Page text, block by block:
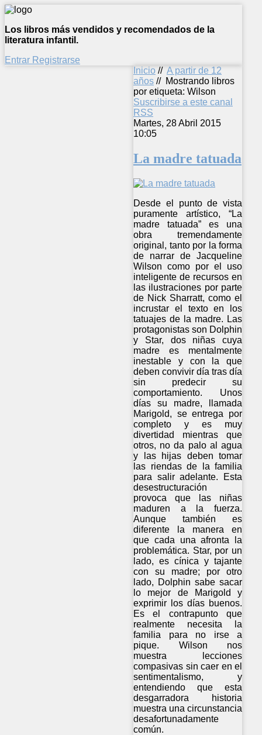
Los libros más vendidos y recomendados de la
literatura infantil.
Entrar Registrarse
Inicio // A partir de 12
años // Mostrando libros
por etiqueta: Wilson
Suscribirse a este canal
RSS
Martes, 28 Abril 2015
10:05
La madre tatuada
Desde el punto de vista
puramente artístico, “La
madre tatuada” es una
obra tremendamente
original, tanto por la forma
de narrar de Jacqueline
Wilson como por el uso
inteligente de recursos en
las ilustraciones por parte
de Nick Sharratt, como el
incrustar el texto en los
tatuajes de la madre. Las
protagonistas son Dolphin
y Star, dos niñas cuya
madre es mentalmente
inestable y con la que
deben convivir día tras día
sin predecir su
comportamiento. Unos
días su madre, llamada
Marigold, se entrega por
completo y es muy
divertidad mientras que
otros, no da palo al agua
y las hijas deben tomar
las riendas de la familia
para salir adelante. Esta
desestructuración
provoca que las niñas
maduren a la fuerza.
Aunque también es
diferente la manera en
que cada una afronta la
problemática. Star, por un
lado, es cínica y tajante
con su madre; por otro
lado, Dolphin sabe sacar
lo mejor de Marigold y
exprimir los días buenos.
Es el contrapunto que
realmente necesita la
familia para no irse a
pique. Wilson nos
muestra lecciones
compasivas sin caer en el
sentimentalismo, y
entendiendo que esta
desgarradora historia
muestra una circunstancia
desafortunadamente
común.